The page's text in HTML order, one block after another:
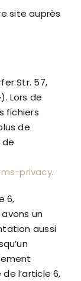
site auprès
Str. 57,
Lors de
fichiers
de
de
privacy.
6,
un
aussi
l’article 6,